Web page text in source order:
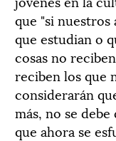
que "si nuestros
que estudian o
cosas no
reciben los que
considerarán
más, no se
que ahora se